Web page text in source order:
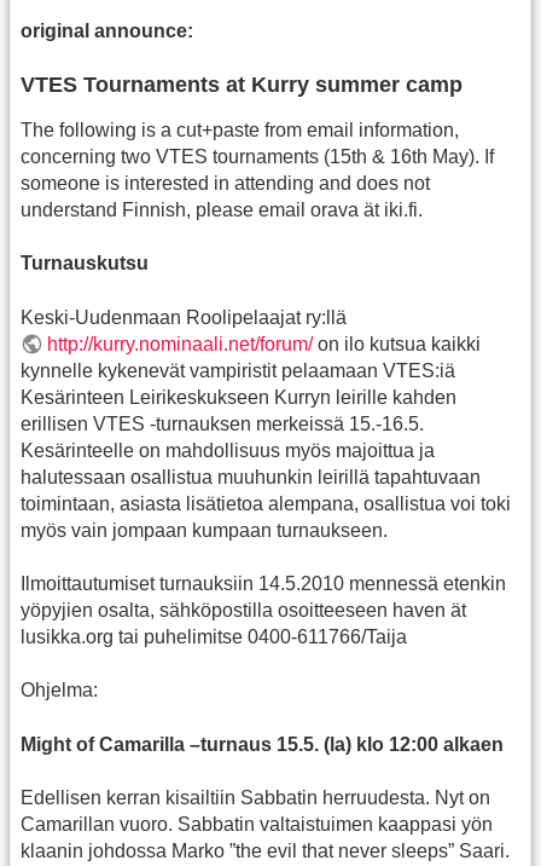
original announce:
VTES Tournaments at Kurry summer camp
The following is a cut+paste from email information,
concerning two VTES tournaments (15th & 16th May). If
someone is interested in attending and does not
understand Finnish, please email orava ät iki.fi.
Turnauskutsu
Keski-Uudenmaan Roolipelaajat ry:llä
http://kurry.nominaali.net/forum/on ilo kutsua kaikki
kynnelle kykenevät vampiristit pelaamaan VTES:iä
Kesärinteen Leirikeskukseen Kurryn leirille kahden
erillisen VTES -turnauksen merkeissä 15.-16.5.
Kesärinteelle on mahdollisuus myös majoittua ja
halutessaan osallistua muuhunkin leirillä tapahtuvaan
toimintaan, asiasta lisätietoa alempana, osallistua voi toki
myös vain jompaan kumpaan turnaukseen.
Ilmoittautumiset turnauksiin 14.5.2010 mennessä etenkin
yöpyjien osalta, sähköpostilla osoitteeseen haven ät
lusikka.org tai puhelimitse 0400-611766/Taija
Ohjelma:
Might of Camarilla –turnaus 15.5. (la) klo 12:00 alkaen
Edellisen kerran kisailtiin Sabbatin herruudesta. Nyt on
Camarillan vuoro. Sabbatin valtaistuimen kaappasi yön
klaanin johdossa Marko ”the evil that never sleeps” Saari.